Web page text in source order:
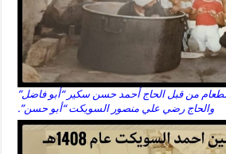
من قبل الحاج أحمد حسن سكير “أبو فاضل”
والحاج رضي علي منصور السويكت “أبو حسن”.